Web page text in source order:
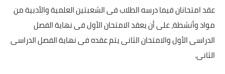
عقد امتحانان فيما درسه الطلاب فى الشعبتين العلمية والأدبية من
مواد وأنشطة، على أن يعقد الامتحان الأول فى نهاية الفصل
الدراسى الأول والامتحان الثانى يتم عقده فى نهاية الفصل الدراسى
الثانى.